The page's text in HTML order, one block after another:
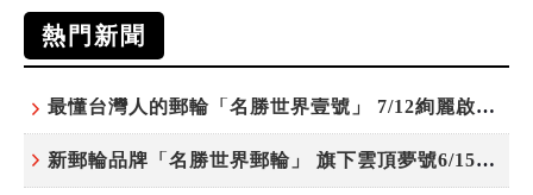
熱門新聞
最懂台灣人的郵輪「名勝世界壹號」 7/12絢麗啟航 分齡娛樂夜未央
新郵輪品牌「名勝世界郵輪」 旗下雲頂夢號6/15開始營運